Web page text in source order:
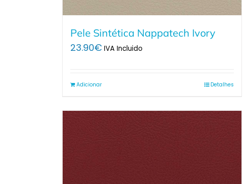
Pele Sintética Nappatech Ivory
23.90€ IVA Incluido
Adicionar Detalhes